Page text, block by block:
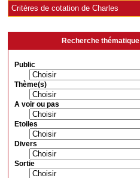
Critères de cotation de Charles
Recherche thématique
Public
Thème(s)
A voir ou pas
Etoiles
Divers
Sortie